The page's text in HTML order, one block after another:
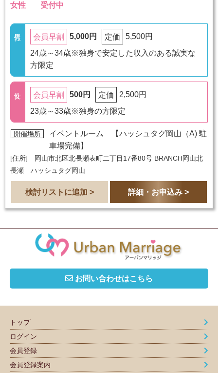
女性 受付中
会員早割 5,000円 定価
5,500円
24歳～34歳※独身で安定した収入のある誠実な
方限定
会員早割 500円 定価
2,500円
23歳～33歳※独身の方限定
開催場所 イベントルーム 【ハッシュタグ岡山（A) 駐
車場完備】
[住所] 岡山市北区北長瀬表町二丁目17番80号 BRANCH岡山北
長瀬 ハッシュタグ岡山
検討リストに追加 > 詳細・お申込み >
お問い合わせはこちら
トップ
ログイン
会員登録
会員登録案内